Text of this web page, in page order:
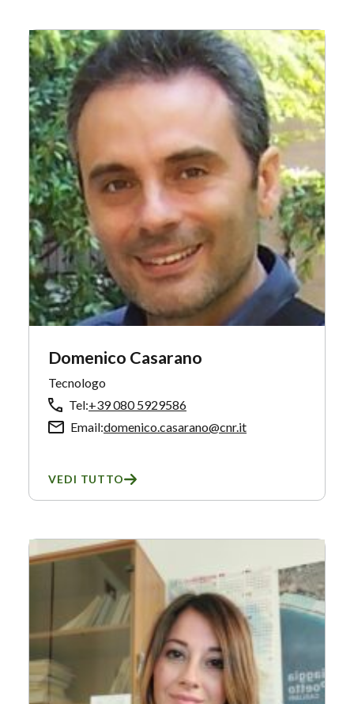
Domenico Casarano
Tecnologo
Tel:+39 080 5929586
Email:domenico.casarano@cnr.it
VEDI TUTTO